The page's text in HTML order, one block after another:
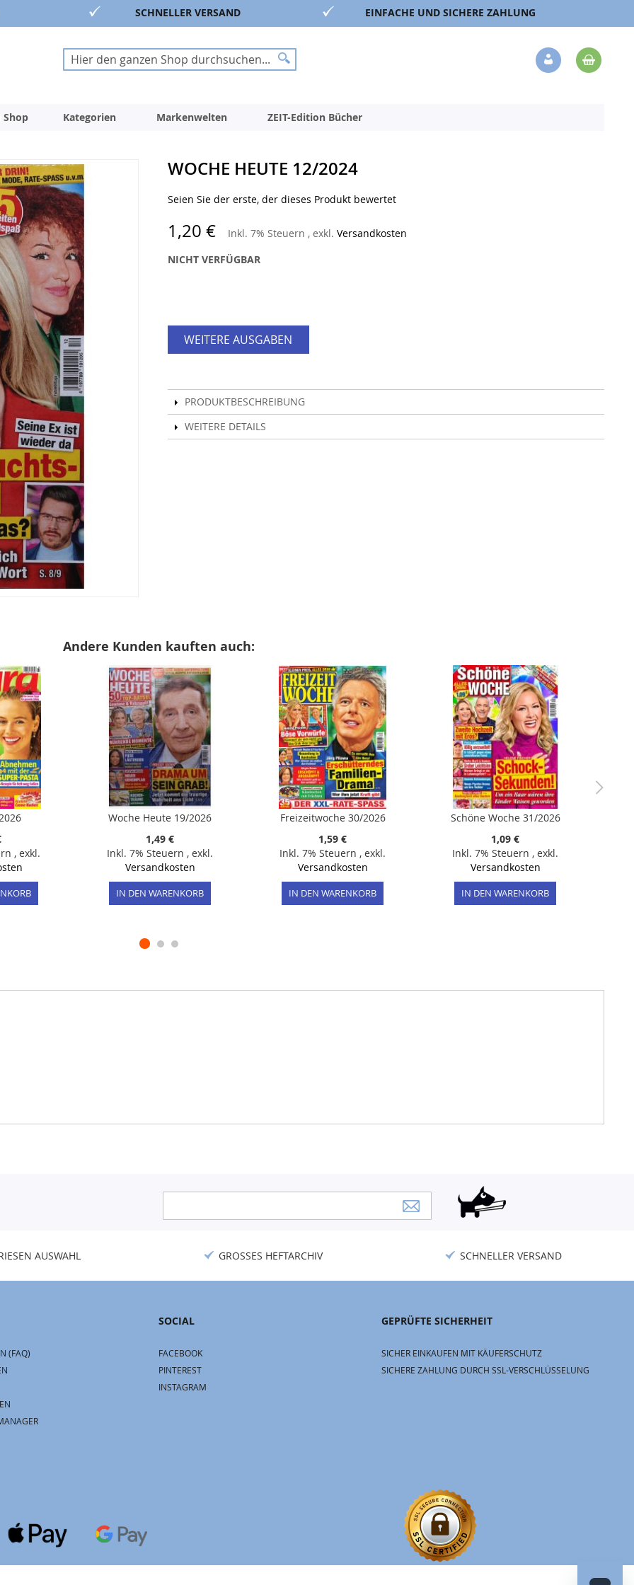
SCHNELLER VERSAND EINFACHE UND SICHERE ZAHLUNG
Suche
Suche
Veränderung
Shop Kategorien Markenwelten ZEIT-Edition Bücher
WOCHE HEUTE 12/2024
Seien Sie der erste, der dieses Produkt bewertet
1,20 € Inkl. 7% Steuern , exkl. Versandkosten
NICHT VERFÜGBAR
WEITERE AUSGABEN
PRODUKTBESCHREIBUNG
WEITERE DETAILS
Andere Kunden kauften auch:
, exkl.
Woche Heute 19/2026
1,49 €
Inkl. 7% Steuern , exkl.
Versandkosten
IN DEN WARENKORB
Freizeitwoche 30/2026
1,59 €
Inkl. 7% Steuern , exkl.
Versandkosten
IN DEN WARENKORB
Schöne Woche 31/2026
1,09 €
Inkl. 7% Steuern , exkl.
Versandkosten
IN DEN WARENKORB
Newsletter:
AUSWAHL GROSSES HEFTARCHIV SCHNELLER VERSAND
(FAQ)
SOCIAL
FACEBOOK
PINTEREST
INSTAGRAM
GEPRÜFTE SICHERHEIT
SICHER EINKAUFEN MIT KÄUFERSCHUTZ
SICHERE ZAHLUNG DURCH SSL-VERSCHLÜSSELUNG